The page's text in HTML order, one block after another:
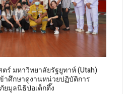
มหาวิทยาลัยรัฐยูทาห์ (Utah)
าศึกษาดูงานหน่วยปฏิบัติการ
ยมูลนิธิป่อเต็กตึ๊ง